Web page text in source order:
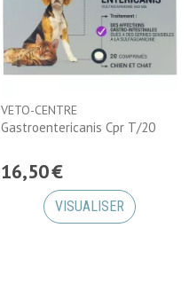
VETO-CENTRE
Gastroentericanis Cpr T/20
16,50€
VISUALISER